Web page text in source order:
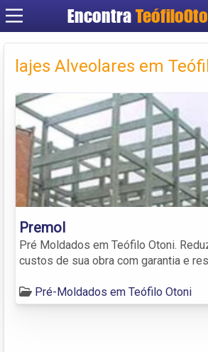
Encontra
Cadastrar
Criar conta
lajes Alveolares em
Premol
Pré Moldados em Teófilo Otoni.
custos de sua obra com garantia e
Pré-Moldados em Teófilo Otoni